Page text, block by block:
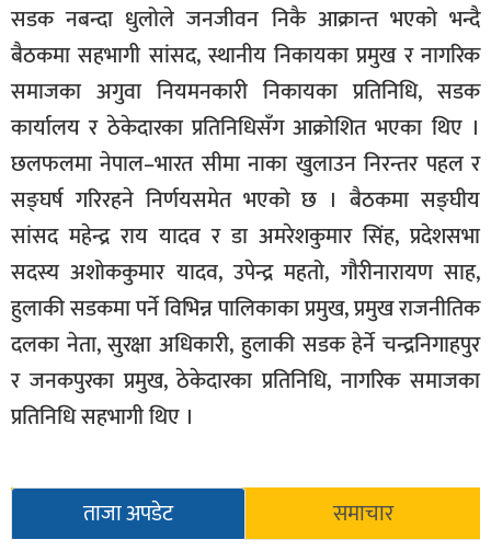
सडक नबन्दा धुलोले जनजीवन निकै आक्रान्त भएको भन्दै
बैठकमा सहभागी सांसद, स्थानीय निकायका प्रमुख र नागरिक
समाजका अगुवा नियमनकारी निकायका प्रतिनिधि, सडक
कार्यालय र ठेकेदारका प्रतिनिधिसँग आक्रोशित भएका थिए ।
छलफलमा नेपाल–भारत सीमा नाका खुलाउन निरन्तर पहल र
सङ्घर्ष गरिरहने निर्णयसमेत भएको छ । बैठकमा सङ्घीय
सांसद महेन्द्र राय यादव र डा अमरेशकुमार सिंह, प्रदेशसभा
सदस्य अशोककुमार यादव, उपेन्द्र महतो, गौरीनारायण साह,
हुलाकी सडकमा पर्ने विभिन्न पालिकाका प्रमुख, प्रमुख राजनीतिक
दलका नेता, सुरक्षा अधिकारी, हुलाकी सडक हेर्ने चन्द्रनिगाहपुर
र जनकपुरका प्रमुख, ठेकेदारका प्रतिनिधि, नागरिक समाजका
प्रतिनिधि सहभागी थिए ।
ताजा अपडेट समाचार